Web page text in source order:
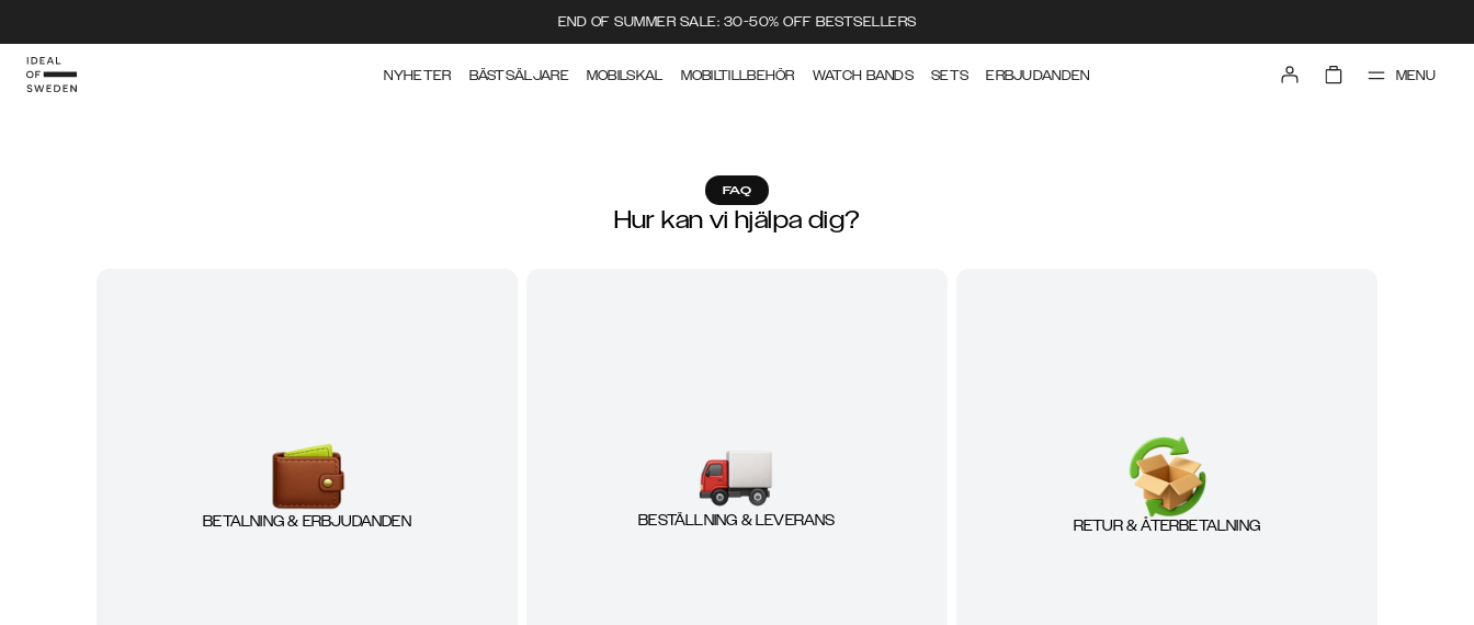
END OF SUMMER SALE: 30-50% OFF BESTSELLERS
NYHETER BÄSTSÄLJARE MOBILSKAL MOBILTILLBEHÖR WATCH BANDS SETS ERBJUDANDEN MENU
FAQ
Hur kan vi hjälpa dig?
BETALNING & ERBJUDANDEN BESTÄLLNING & LEVERANS RETUR & ÅTERBETALNING